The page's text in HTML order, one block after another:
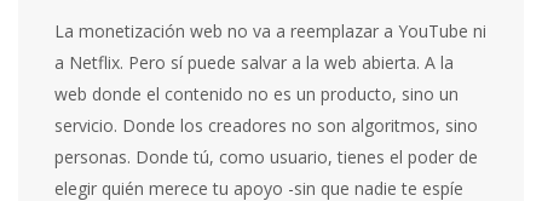
La monetización web no va a reemplazar a YouTube ni
a Netflix. Pero sí puede salvar a la web abierta. A la
web donde el contenido no es un producto, sino un
servicio. Donde los creadores no son algoritmos, sino
personas. Donde tú, como usuario, tienes el poder de
elegir quién merece tu apoyo -sin que nadie te espíe